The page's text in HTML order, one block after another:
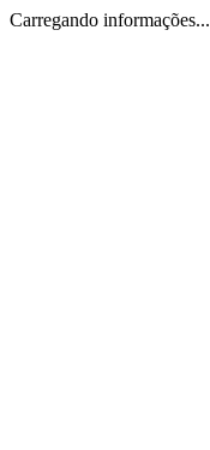
Carregando informações...